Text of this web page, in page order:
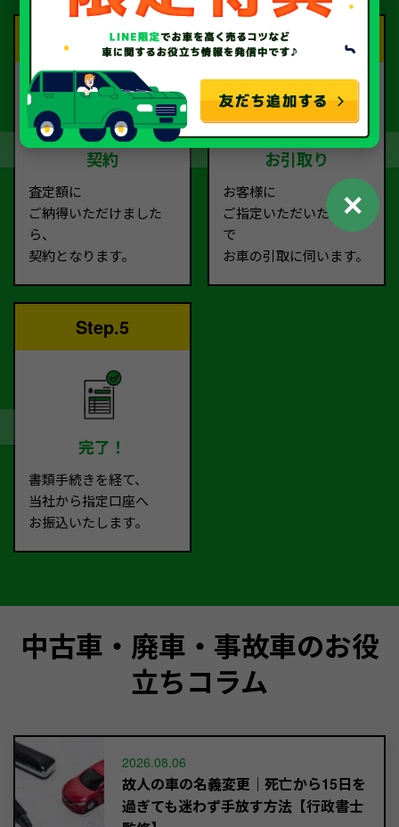
Step.3
契約
査定額に
ご納得いただけました
ら、
契約となります。
Step.4
お引取り
お客様に
ご指定いただいた場所ま
で
お車の引取に伺います。
Step.5
完了！
書類手続きを経て、
当社から指定口座へ
お振込いたします。
中古車・廃車・事故車のお役
立ちコラム
2026.08.06
故人の車の名義変更｜死亡から15日を
過ぎても迷わず手放す方法【行政書士
✕